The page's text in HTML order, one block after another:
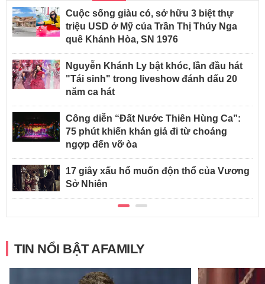
Cuộc sống giàu có, sở hữu 3 biệt thự
triệu USD ở Mỹ của Trần Thị Thúy Nga
quê Khánh Hòa, SN 1976
Nguyễn Khánh Ly bật khóc, lần đầu hát
"Tái sinh" trong liveshow đánh dấu 20
năm ca hát
Công diễn “Đất Nước Thiên Hùng Ca”:
75 phút khiến khán giả đi từ choáng
ngợp đến vỡ òa
17 giây xấu hổ muốn độn thổ của Vương
Sở Nhiên
TIN NỔI BẬT AFAMILY